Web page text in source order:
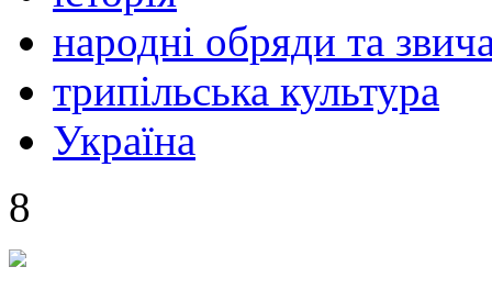
народні обряди та
трипільська культура
Україна
8